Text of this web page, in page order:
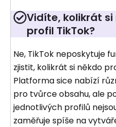
Vidíte, kolikrát
profil TikTok?
Ne, TikTok neposkytuje
zjistit, kolikrát si někdo
Platforma sice nabízí
pro tvůrce obsahu, ale
jednotlivých profilů
zaměřuje spíše na